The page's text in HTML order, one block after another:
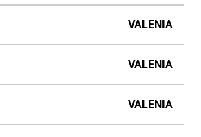
VALENIA
VALENIA
VALENIA